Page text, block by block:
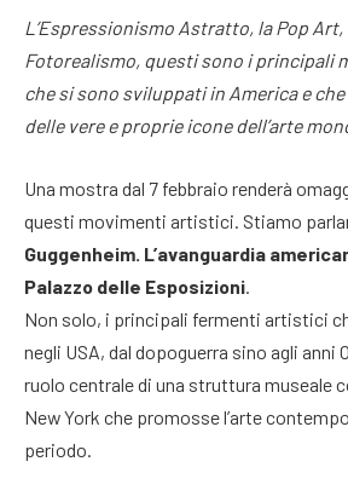
L’Espressionismo Astratto, la Pop
Fotorealismo, questi sono i principali
che si sono sviluppati in America e
delle vere e proprie icone dell’arte
Una mostra dal 7 febbraio renderà
questi movimenti artistici. Stiamo
Guggenheim. L’avanguardia
Palazzo delle Esposizioni
Non solo, i principali fermenti artistici
negli USA, dal dopoguerra sino agli anni
ruolo centrale di una struttura museale
New York che promosse l’arte
periodo.